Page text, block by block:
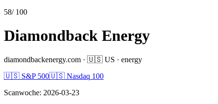
58/ 100
Diamondback Energy
diamondbackenergy.com · 🇺🇸 US · energy
🇺🇸 S&P 500🇺🇸 Nasdaq 100
Scanwoche: 2026-03-23